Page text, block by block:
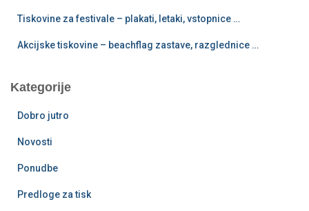
Tiskovine za festivale – plakati, letaki, vstopnice …
Akcijske tiskovine – beachflag zastave, razglednice …
Kategorije
Dobro jutro
Novosti
Ponudbe
Predloge za tisk